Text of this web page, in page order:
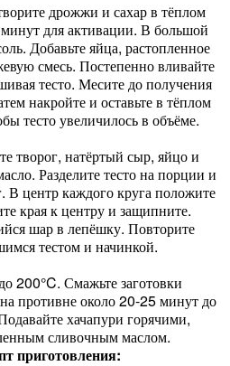
дрожжи и сахар в тёплом
для активации. В большой
Добавьте яйца, растопленное
смесь. Постепенно вливайте
тесто. Месите до получения
накройте и оставьте в тёплом
тесто увеличилось в объёме.
творог, натёртый сыр, яйцо и
Разделите тесто на порции и
В центр каждого круга положите
края к центру и защипните.
шар в лепёшку. Повторите
тестом и начинкой.
200°C. Смажьте заготовки
противне около 20-25 минут до
хачапури горячими,
сливочным маслом.
приготовления: